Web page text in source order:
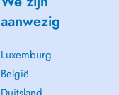
aanwezig
Luxemburg
België